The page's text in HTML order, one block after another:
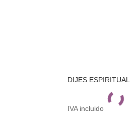
DIJES ESPIRITUAL
IVA incluido